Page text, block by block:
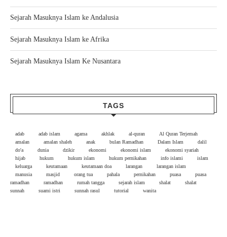
Sejarah Masuknya Islam ke Andalusia
Sejarah Masuknya Islam ke Afrika
Sejarah Masuknya Islam Ke Nusantara
TAGS
adab adab islam agama akhlak al-quran
Al Quran Terjemah
amalan
amalan shaleh anak bulan Ramadhan Dalam Islam
dalil
do'a
dunia dzikir ekonomi ekonomi islam
ekonomi syariah
hijab
hukum hukum islam hukum pernikahan info islami
islam
keluarga
keutamaan keutamaan doa larangan
larangan islam
manusia
masjid orang tua pahala pernikahan puasa
puasa
ramadhan
ramadhan rumah tangga sejarah islam shalat
shalat
sunnah
suami istri sunnah rasul tutorial wanita